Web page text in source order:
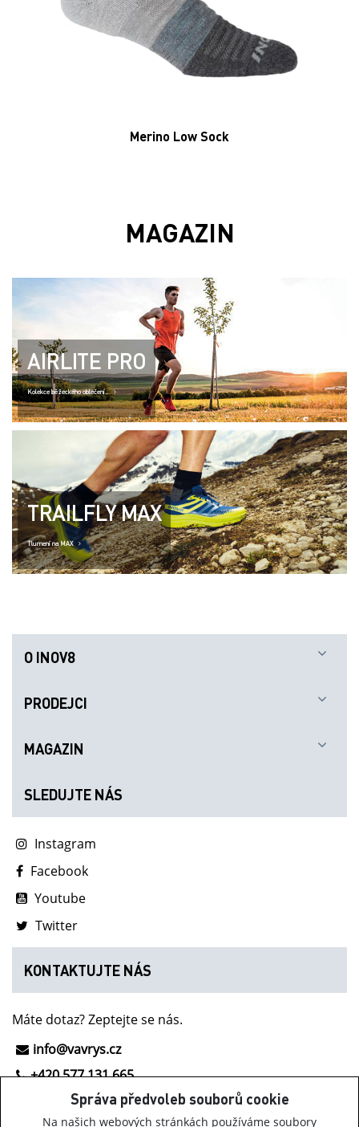
Správa předvoleb souborů cookie
Na našich webových stránkách používáme soubory
AIRLITE PRO
O INOV8
PRODEJCI
MAGAZIN
SLEDUJTE NÁS
Instagram
Facebook
Youtube
Twitter
KONTAKTUJTE NÁS
Máte dotaz? Zeptejte se nás.
info@vavrys.cz
+420 577 131 665
NOVINKY Z INOV-8